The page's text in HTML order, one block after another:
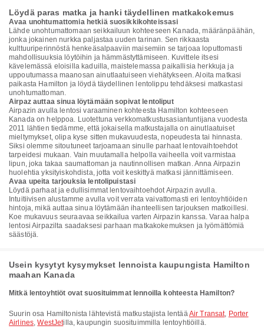
Löydä paras matka ja hanki täydellinen matkakokemus
Avaa unohtumattomia hetkiä suosikkikohteissasi
Lähde unohtumattomaan seikkailuun kohteeseen Kanada, määränpäähän,
jonka jokainen nurkka paljastaa uuden tarinan. Sen rikkaasta
kulttuuriperinnöstä henkeäsalpaaviin maisemiin se tarjoaa loputtomasti
mahdollisuuksia löytöihin ja hämmästyttämiseen. Kuvittele itsesi
kävelemässä eloisilla kaduilla, maistelemassa paikallisia herkkuja ja
uppoutumassa maanosan ainutlaatuiseen viehätykseen. Aloita matkasi
paikasta Hamilton ja löydä täydellinen lentolippu tehdäksesi matkastasi
unohtumattoman.
Airpaz auttaa sinua löytämään sopivat lentoliput
Airpazin avulla lentosi varaaminen kohteesta Hamilton kohteeseen
Kanada on helppoa. Luotettuna verkkomatkustusasiantuntijana vuodesta
2011 lähtien tiedämme, että jokaisella matkustajalla on ainutlaatuiset
mieltymykset, olipa kyse sitten mukavuudesta, nopeudesta tai hinnasta.
Siksi olemme sitoutuneet tarjoamaan sinulle parhaat lentovaihtoehdot
tarpeidesi mukaan. Vain muutamalla helpolla vaiheella voit varmistaa
lipun, joka takaa saumattoman ja nautinnollisen matkan. Anna Airpazin
huolehtia yksityiskohdista, jotta voit keskittyä matkasi jännittämiseen.
Avaa upeita tarjouksia lentolipuistasi
Löydä parhaat ja edullisimmat lentovaihtoehdot Airpazin avulla.
Intuitiivisen alustamme avulla voit verrata vaivattomasti eri lentoyhtiöiden
hintoja, mikä auttaa sinua löytämään ihanteellisen tarjouksen matkoillesi.
Koe mukavuus seuraavaa seikkailua varten Airpazin kanssa. Varaa halpa
lentosi Airpazilta saadaksesi parhaan matkakokemuksen ja lyömättömiä
säästöjä.
Usein kysytyt kysymykset lennoista kaupungista Hamilton
maahan Kanada
Mitkä lentoyhtiöt ovat suosituimmat lennoilla kohteesta Hamilton?
Suurin osa Hamiltonista lähtevistä matkustajista lentääAir Transat, Porter
Airlines,WestJetilla, kaupungin suosituimmilla lentoyhtiöillä.